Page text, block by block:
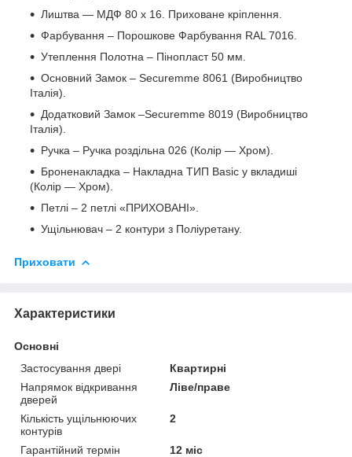
Лиштва — МДФ 80 x 16. Приховане крiплення.
Фарбування – Порошкове Фарбування RAL 7016.
Утеплення Полотна – Пінопласт 50 мм.
Основний Замок – Securemme 8061 (Виробництво
Італія).
Додатковий Замок –Securemme 8019 (Виробництво
Італія).
Ручка – Ручка роздільна 026 (Колір — Хром).
Броненакладка – Накладна ТИП Basic у вкладиші
(Колір — Хром).
Петлі – 2 петлі «ПРИХОВАНІ».
Ущільнювач – 2 контури з Поліуретану.
Приховати
Характеристики
Основні
Застосування двері
Квартирні
Напрямок відкривання
дверей
Ліве/праве
Кількість ущільнюючих
контурів
2
Гарантійний термін
12 міс